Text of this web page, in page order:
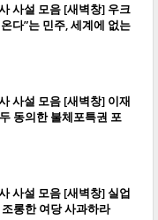
사설 모음 [새벽창] 우크
다”는 민주, 세계에 없는
사설 모음 [새벽창] 이재
동의한 불체포특권 포
사설 모음 [새벽창] 실업
조롱한 여당 사과하라